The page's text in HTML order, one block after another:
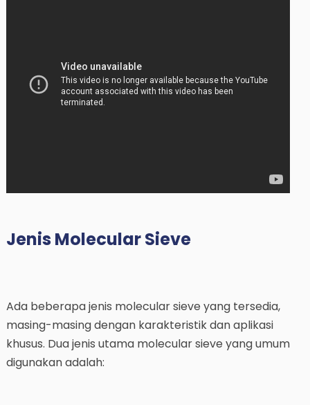
Jenis Molecular Sieve
Ada beberapa jenis molecular sieve yang tersedia,
masing-masing dengan karakteristik dan aplikasi
khusus. Dua jenis utama molecular sieve yang umum
digunakan adalah: